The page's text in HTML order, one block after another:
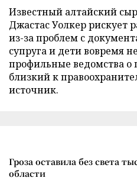
Известный алтайский
Джастас Уолкер рискует
из-за проблем с
супруга и дети вовремя
профильные ведомства
близкий к
источник.
Гроза оставила без света
области